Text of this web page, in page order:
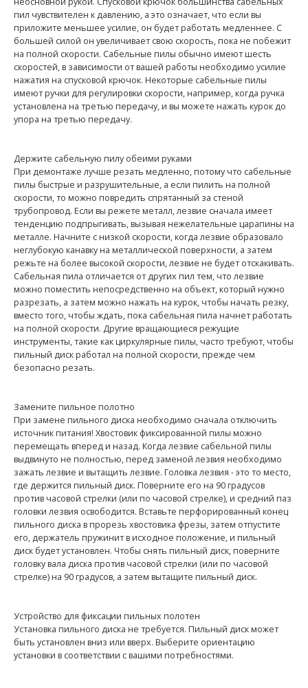
пил чувствителен к давлению, а это означает, что если вы
приложите меньшее усилие, он будет работать медленнее. С
большей силой он увеличивает свою скорость, пока не побежит
на полной скорости. Сабельные пилы обычно имеют шесть
скоростей, в зависимости от вашей работы необходимо усилие
нажатия на спусковой крючок. Некоторые сабельные пилы
имеют ручки для регулировки скорости, например, когда ручка
установлена на третью передачу, и вы можете нажать курок до
упора на третью передачу.
Держите сабельную пилу обеими руками
При демонтаже лучше резать медленно, потому что сабельные
пилы быстрые и разрушительные, а если пилить на полной
скорости, то можно повредить спрятанный за стеной
трубопровод. Если вы режете металл, лезвие сначала имеет
тенденцию подпрыгивать, вызывая нежелательные царапины на
металле. Начните с низкой скорости, когда лезвие образовало
неглубокую канавку на металлической поверхности, а затем
режьте на более высокой скорости, лезвие не будет отскакивать.
Сабельная пила отличается от других пил тем, что лезвие
можно поместить непосредственно на объект, который нужно
разрезать, а затем можно нажать на курок, чтобы начать резку,
вместо того, чтобы ждать, пока сабельная пила начнет работать
на полной скорости. Другие вращающиеся режущие
инструменты, такие как циркулярные пилы, часто требуют, чтобы
пильный диск работал на полной скорости, прежде чем
безопасно резать.
Замените пильное полотно
При замене пильного диска необходимо сначала отключить
источник питания! Хвостовик фиксированной пилы можно
перемещать вперед и назад. Когда лезвие сабельной пилы
выдвинуто не полностью, перед заменой лезвия необходимо
зажать лезвие и вытащить лезвие. Головка лезвия - это то место,
где держится пильный диск. Поверните его на 90 градусов
против часовой стрелки (или по часовой стрелке), и средний паз
головки лезвия освободится. Вставьте перфорированный конец
пильного диска в прорезь хвостовика фрезы, затем отпустите
его, держатель пружинит в исходное положение, и пильный
диск будет установлен. Чтобы снять пильный диск, поверните
головку вала диска против часовой стрелки (или по часовой
стрелке) на 90 градусов, а затем вытащите пильный диск.
Устройство для фиксации пильных полотен
Установка пильного диска не требуется. Пильный диск может
быть установлен вниз или вверх. Выберите ориентацию
установки в соответствии с вашими потребностями.